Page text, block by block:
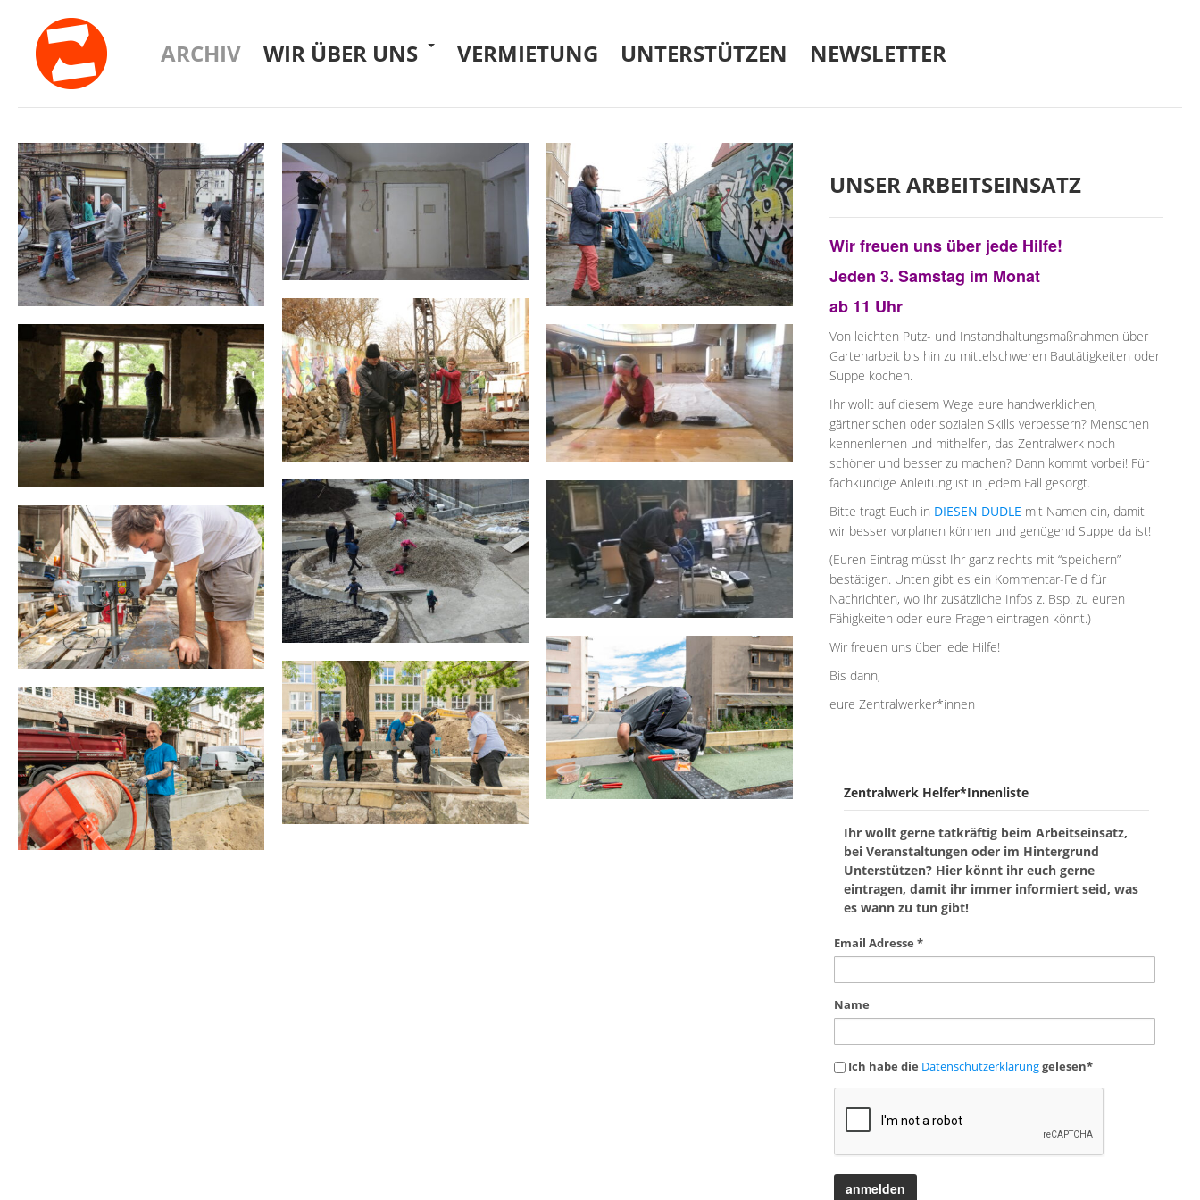
ARCHIV WIR ÜBER UNS VERMIETUNG UNTERSTÜTZEN NEWSLETTER
UNSER ARBEITSEINSATZ
Wir freuen uns über jede Hilfe!
Jeden 3. Samstag im Monat
ab 11 Uhr
Von leichten Putz- und Instandhaltungsmaßnahmen über
Gartenarbeit bis hin zu mittelschweren Bautätigkeiten oder
Suppe kochen.
Ihr wollt auf diesem Wege eure handwerklichen,
gärtnerischen oder sozialen Skills verbessern? Menschen
kennenlernen und mithelfen, das Zentralwerk noch
schöner und besser zu machen? Dann kommt vorbei! Für
fachkundige Anleitung ist in jedem Fall gesorgt.
Bitte tragt Euch in DIESEN DUDLE mit Namen ein, damit
wir besser vorplanen können und genügend Suppe da ist!
(Euren Eintrag müsst Ihr ganz rechts mit “speichern”
bestätigen. Unten gibt es ein Kommentar-Feld für
Nachrichten, wo ihr zusätzliche Infos z. Bsp. zu euren
Fähigkeiten oder eure Fragen eintragen könnt.)
Wir freuen uns über jede Hilfe!
Bis dann,
eure Zentralwerker*innen
Zentralwerk Helfer*innenliste
Ihr wollt gerne tatkräftig beim Arbeitseinsatz,
bei Veranstaltungen oder im Hintergrund
Unterstützen? Hier könnt ihr euch gerne
eintragen, damit ihr immer informiert seid, was
es wann zu tun gibt!
Email Adresse *
Name
Ich habe die Datenschutzerklärunggelesen*